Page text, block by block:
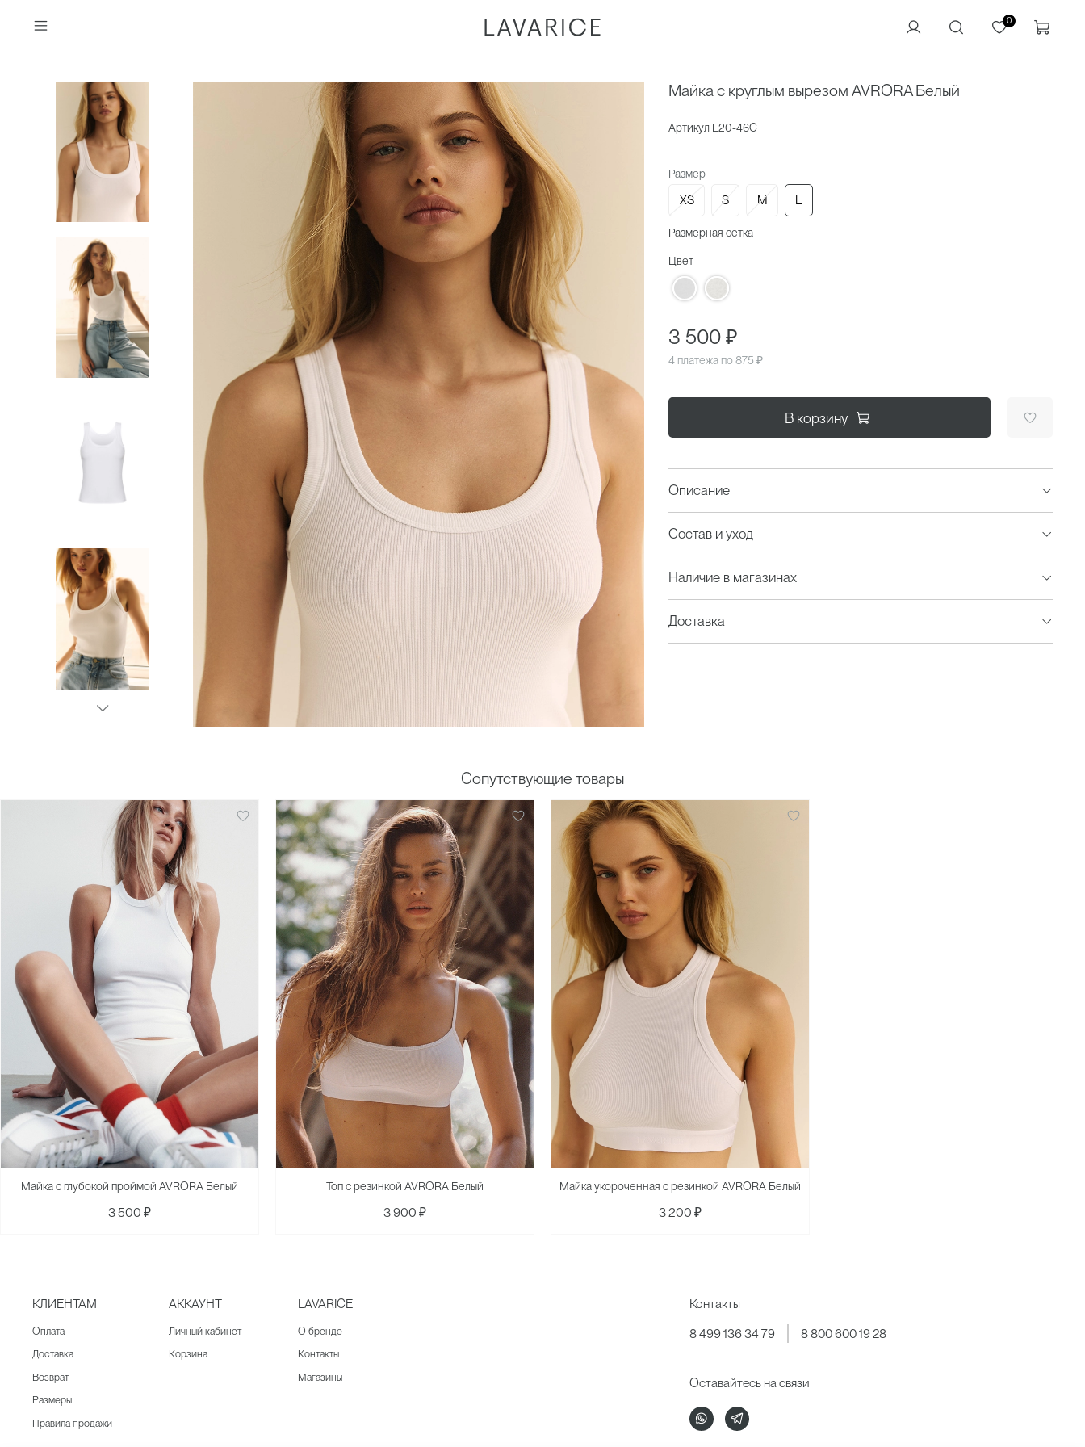
0
Майка с круглым вырезом AVRORA Белый
Размер
XS S M L
Размерная сетка
Артикул L20-46C
Цвет
3 500 ₽
4 платежа по875 ₽
В корзину
Описание
Состав и уход
Наличие в магазинах
Доставка
Сопутствующие товары
Майка с глубокой проймой AVRORA Белый
3 500 ₽
Топ с резинкой AVRORA Белый
3 900 ₽
Майка укороченная с резинкой AVRORA Белый
3 200 ₽
КЛИЕНТАМ
Оплата
Доставка
Возврат
Размеры
Правила продажи
АККАУНТ
Личный кабинет
Корзина
LAVARICE
О бренде
Контакты
Магазины
Контакты
8 499 136 34 79
8 800 600 19 28
Оставайтесь на связи